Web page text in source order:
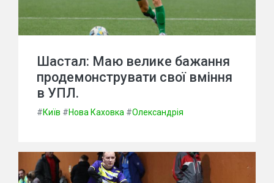
Шастал: Маю велике бажання
продемонструвати свої вміння
в УПЛ.
#Київ #Нова Каховка #Олександрія